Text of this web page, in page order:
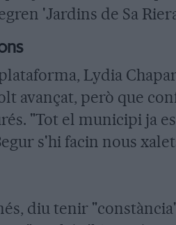
'Jardins de Sa
Lydia
avançat, però que
"Tot el municipi ja
s'hi facin nous
diu tenir